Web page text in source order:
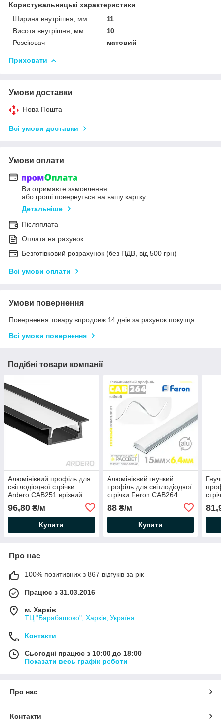
Користувальницькі характеристики
Ширина внутрішня, мм
11
Висота внутрішня, мм
10
Розсіювач
матовий
Приховати
Умови доставки
Нова Пошта
Всі умови доставки
Умови оплати
Ви отримаєте замовлення
або гроші повернуться на вашу картку
Детальніше
Післяплата
Оплата на рахунок
Безготівковий розрахунок (без ПДВ, від 500 грн)
Всі умови оплати
Умови повернення
Повернення товару впродовж 14 днів за рахунок покупця
Всі умови повернення
Подібні товари компанії
Алюмінієвий профіль для
світлодіодної стрічки
Ardero CAB251 врізний
96,80 ₴/м
Купити
Алюмінієвий гнучкий
профіль для світлодіодної
стрічки Feron CAB264
88₴/м
Купити
Про нас
100% позитивних з 867 відгуків за рік
Працює з 31.03.2016
м. Харків
ТЦ "Барабашово", Харків, Україна
Контакти
Сьогодні працює з 10:00 до 18:00
Показати весь графік роботи
Про нас
Контакти